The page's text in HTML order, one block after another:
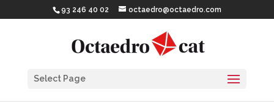
93 246 40 02 octaedro@octaedro.com
Select Page